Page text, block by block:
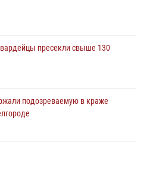
пресекли свыше 130
подозреваемую в краже